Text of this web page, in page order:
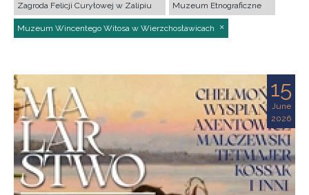
Zagroda Felicji Curyłowej w Zalipiu Muzeum Etnograficzne
Muzeum Wincentego Witosa w Wierzchosławicach
15
June
2026